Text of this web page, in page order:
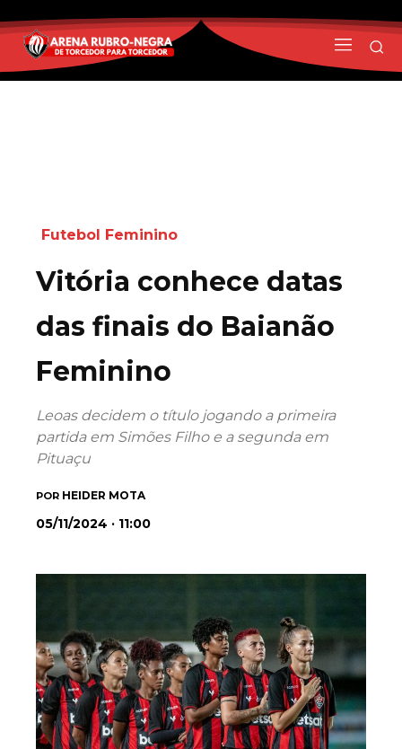
Futebol Feminino
Vitória conhece datas
das finais do Baianão
Feminino
Leoas decidem o título jogando a primeira
partida em Simões Filho e a segunda em
Pituaçu
POR HEIDER MOTA
05/11/2024 · 11:00